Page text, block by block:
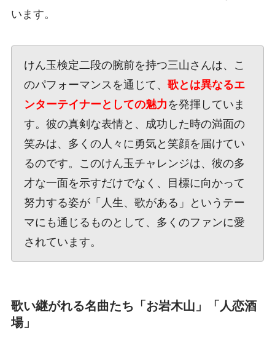
います。
けん玉検定二段の腕前を持つ三山さんは、こ
のパフォーマンスを通じて、 歌とは異なるエ
ンターテイナーとしての魅力 を発揮していま
す。彼の真剣な表情と、成功した時の満面の
笑みは、多くの人々に勇気と笑顔を届けてい
るのです。このけん玉チャレンジは、彼の多
才な一面を示すだけでなく、目標に向かって
努力する姿が「人生、歌がある」というテー
マにも通じるものとして、多くのファンに愛
されています。
歌い継がれる名曲たち「お岩木山」「人恋酒
場」